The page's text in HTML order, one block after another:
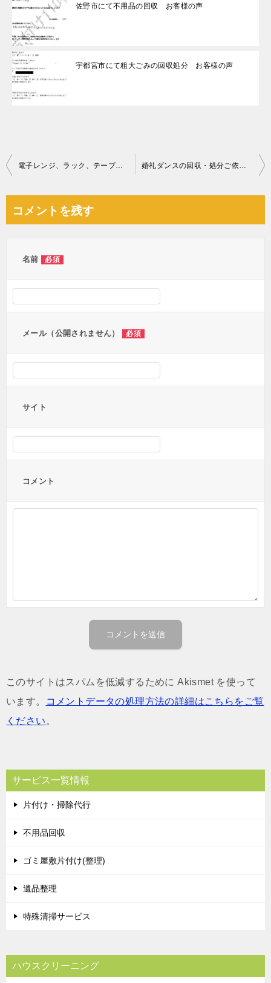
佐野市にて不用品の回収 お客様の声
宇都宮市にて粗大ごみの回収処分 お客様の声
投
ビ
電子レンジ、ラック、テーブル、椅子、かご、一般ごみ等の回収・処分 婚礼ダンスの回収・処分ご依頼 お客様の声
コメントを残す
名前 必須
メール（公開されません） 必須
サイト
コメント
このサイトはスパムを低減するために Akismet を使って
います。
コメントデータの処理方法の詳細はこちらをご覧
ください 。
サービス一覧情報
片付け・掃除代行
不用品回収
ゴミ屋敷片付け(整理)
遺品整理
特殊清掃サービス
ハウスクリーニング